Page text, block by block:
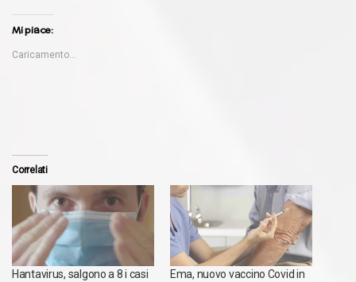
Mi piace:
Caricamento...
Correlati
Hantavirus, salgono a 8 i casi
Ema, nuovo vaccino Covid in